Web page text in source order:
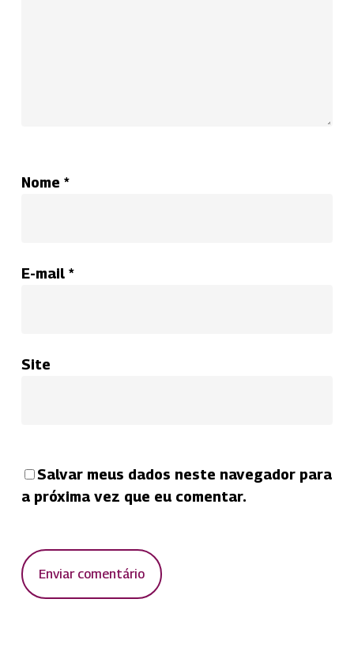
Nome *
E-mail *
Site
Salvar meus dados neste navegador para
a próxima vez que eu comentar.